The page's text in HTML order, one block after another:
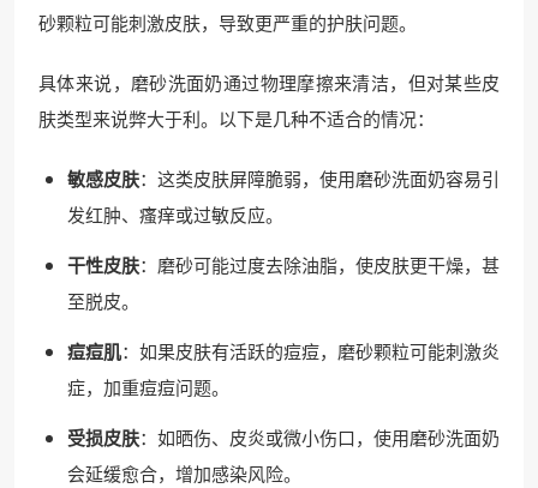
砂颗粒可能刺激皮肤，导致更严重的护肤问题。
具体来说，磨砂洗面奶通过物理摩擦来清洁，但对某些皮
肤类型来说弊大于利。以下是几种不适合的情况：
敏感皮肤：这类皮肤屏障脆弱，使用磨砂洗面奶容易引
发红肿、瘙痒或过敏反应。
干性皮肤：磨砂可能过度去除油脂，使皮肤更干燥，甚
至脱皮。
痘痘肌：如果皮肤有活跃的痘痘，磨砂颗粒可能刺激炎
症，加重痘痘问题。
受损皮肤：如晒伤、皮炎或微小伤口，使用磨砂洗面奶
会延缓愈合，增加感染风险。